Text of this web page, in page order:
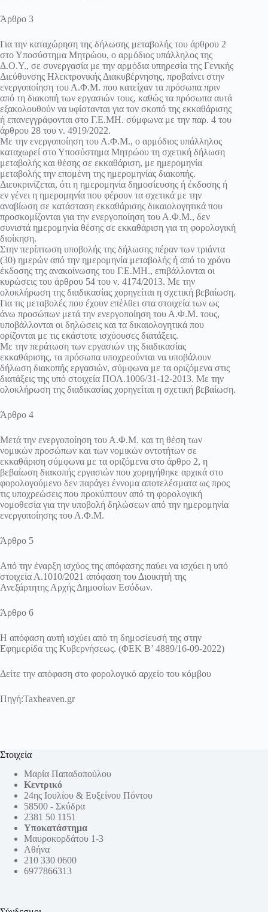
Άρθρο 3
Για την καταχώρηση της δήλωσης μεταβολής του άρθρου 2
στο Υποσύστημα Μητρώου, ο αρμόδιος υπάλληλος της
Δ.Ο.Υ., σε συνεργασία με την αρμόδια υπηρεσία της Γενικής
Διεύθυνσης Ηλεκτρονικής Διακυβέρνησης, προβαίνει στην
ενεργοποίηση του Α.Φ.Μ. που κατείχαν τα πρόσωπα πριν
από τη διακοπή των εργασιών τους, καθώς τα πρόσωπα αυτά
εξακολουθούν να υφίστανται για τον σκοπό της εκκαθάρισης
ή επανεγγράφονται στο Γ.Ε.ΜΗ. σύμφωνα με την παρ. 4 του
άρθρου 28 του ν. 4919/2022.
Με την ενεργοποίηση του Α.Φ.Μ., ο αρμόδιος υπάλληλος
καταχωρεί στο Υποσύστημα Μητρώου τη σχετική δήλωση
μεταβολής και θέσης σε εκκαθάριση, με ημερομηνία
μεταβολής την επομένη της ημερομηνίας διακοπής.
Διευκρινίζεται, ότι η ημερομηνία δημοσίευσης ή έκδοσης ή
εν γένει η ημερομηνία που φέρουν τα σχετικά με την
αναβίωση σε κατάσταση εκκαθάρισης δικαιολογητικά που
προσκομίζονται για την ενεργοποίηση του Α.Φ.Μ., δεν
συνιστά ημερομηνία θέσης σε εκκαθάριση για τη φορολογική
διοίκηση.
Στην περίπτωση υποβολής της δήλωσης πέραν των τριάντα
(30) ημερών από την ημερομηνία μεταβολής ή από το χρόνο
έκδοσης της ανακοίνωσης του Γ.Ε.ΜΗ., επιβάλλονται οι
κυρώσεις του άρθρου 54 του ν. 4174/2013. Με την
ολοκλήρωση της διαδικασίας χορηγείται η σχετική βεβαίωση.
Για τις μεταβολές που έχουν επέλθει στα στοιχεία των ως
άνω προσώπων μετά την ενεργοποίηση του Α.Φ.Μ. τους,
υποβάλλονται οι δηλώσεις και τα δικαιολογητικά που
ορίζονται με τις εκάστοτε ισχύουσες διατάξεις.
Με την περάτωση των εργασιών της διαδικασίας
εκκαθάρισης, τα πρόσωπα υποχρεούνται να υποβάλουν
δήλωση διακοπής εργασιών, σύμφωνα με τα οριζόμενα στις
διατάξεις της υπό στοιχεία ΠΟΛ.1006/31-12-2013. Με την
ολοκλήρωση της διαδικασίας χορηγείται η σχετική βεβαίωση.
Άρθρο 4
Μετά την ενεργοποίηση του Α.Φ.Μ. και τη θέση των
νομικών προσώπων και των νομικών οντοτήτων σε
εκκαθάριση σύμφωνα με τα οριζόμενα στο άρθρο 2, η
βεβαίωση διακοπής εργασιών που χορηγήθηκε αρχικά στο
φορολογούμενο δεν παράγει έννομα αποτελέσματα ως προς
τις υποχρεώσεις που προκύπτουν από τη φορολογική
νομοθεσία για την υποβολή δηλώσεων από την ημερομηνία
ενεργοποίησης του Α.Φ.Μ.
Άρθρο 5
Από την έναρξη ισχύος της απόφασης παύει να ισχύει η υπό
στοιχεία Α.1010/2021 απόφαση του Διοικητή της
Ανεξάρτητης Αρχής Δημοσίων Εσόδων.
Άρθρο 6
Η απόφαση αυτή ισχύει από τη δημοσίευσή της στην
Εφημερίδα της Κυβερνήσεως. (ΦΕΚ Β’ 4889/16-09-2022)
Δείτε την απόφαση στο φορολογικό αρχείο του κόμβου
Πηγή:Taxheaven.gr
Στοιχεία
Μαρία Παπαδοπούλου
Κεντρικό
24ης Ιουλίου & Ευξείνου Πόντου
58500 - Σκύδρα
2381 50 1151
Υποκατάστημα
Μαυροκορδάτου 1-3
Αθήνα
210 330 0600
6977866313